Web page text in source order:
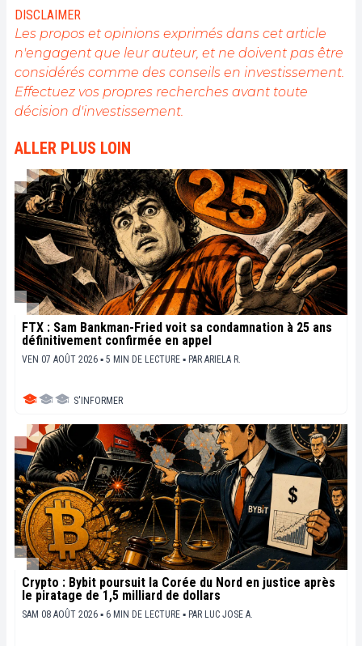
blockchain représentent une alternative monétaire
du future et une technologie indispensable dans ce
monde menacé des multiples crises.
DISCLAIMER
Les propos et opinions exprimés dans cet article
n'engagent que leur auteur, et ne doivent pas être
considérés comme des conseils en investissement.
Effectuez vos propres recherches avant toute
décision d'investissement.
ALLER PLUS LOIN
FTX : Sam Bankman-Fried voit sa condamnation à 25 ans
définitivement confirmée en appel
VEN 07 AOÛT 2026 ▪ 5 MIN DE LECTURE ▪ PAR ARIELA R.
S'INFORMER
Crypto : Bybit poursuit la Corée du Nord en justice après
le piratage de 1,5 milliard de dollars
SAM 08 AOÛT 2026 ▪ 6 MIN DE LECTURE ▪ PAR LUC JOSE A.